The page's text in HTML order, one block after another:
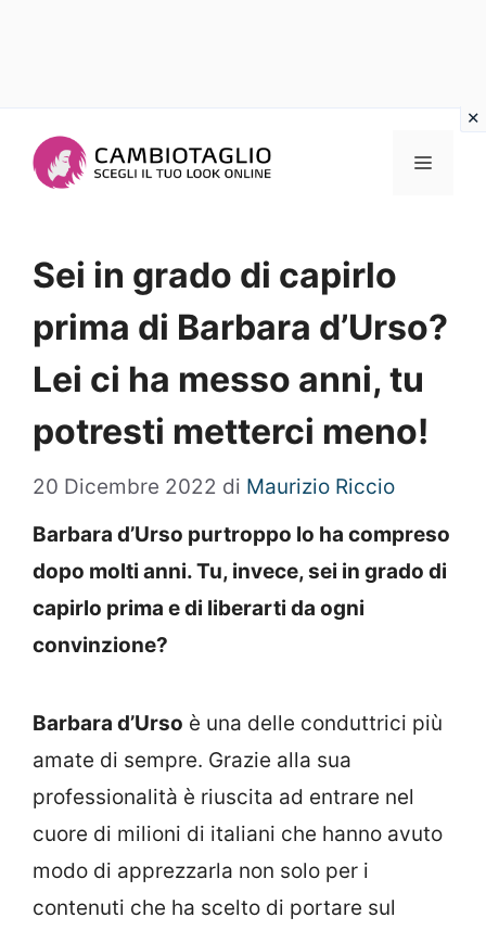
Menu
Sei in grado di capirlo
prima di Barbara d’Urso?
Lei ci ha messo anni, tu
potresti metterci meno!
20 Dicembre 2022 di Maurizio Riccio
Barbara d’Urso purtroppo lo ha compreso
dopo molti anni. Tu, invece, sei in grado di
capirlo prima e di liberarti da ogni
convinzione?
Barbara d’Urso è una delle conduttrici più
amate di sempre. Grazie alla sua
professionalità è riuscita ad entrare nel
cuore di milioni di italiani che hanno avuto
modo di apprezzarla non solo per i
contenuti che ha scelto di portare sul